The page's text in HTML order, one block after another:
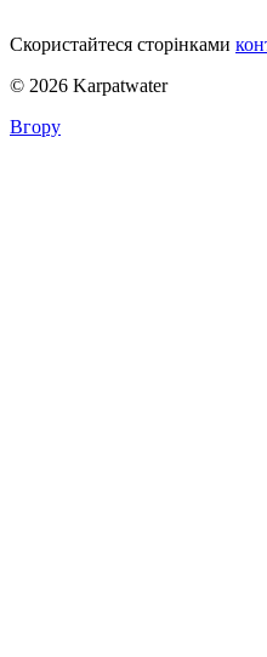
Скористайтеся сторінками
© 2026 Karpatwater
Вгору